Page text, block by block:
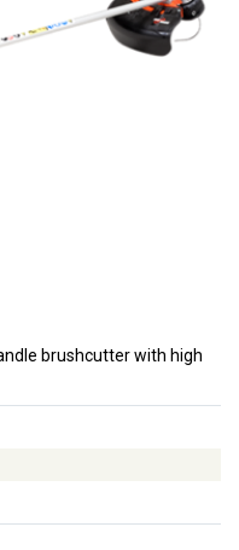
brushcutter with high